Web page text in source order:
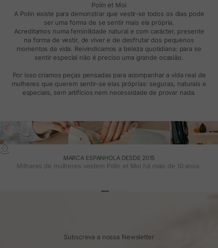
Polín et Moi
A Polin existe para demonstrar que vestir-se todos os dias pode
ser uma forma de se sentir mais ela própria.
Acreditamos numa feminilidade natural e com carácter, presente
na forma de vestir, de viver e de desfrutar dos pequenos
momentos da vida. Reivindicamos a beleza quotidiana: para se
sentir especial não é preciso uma grande ocasião.
Por isso criamos peças pensadas para acompanhar a vida real de
mulheres que querem sentir-se elas próprias: seguras, naturais e
especiais, sem artifícios nem necessidade de provar nada.
MARCA ESPANHOLA DESDE 2015
Milhares de mulheres vestem Polin et Moi há mais de 10 anos.
Subscreva a nossa Newsletter